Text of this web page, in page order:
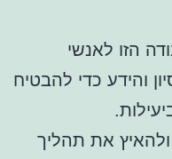
הזו לאנשי
והידע כדי להבטיח
את תהליך